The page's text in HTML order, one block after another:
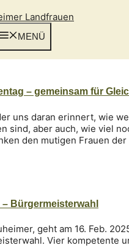
MENÜ
– gemeinsam für
uns daran erinnert, wie
sind, aber auch, wie viel
den mutigen Frauen
– Bürgermeisterwahl
geht am 16. Feb.
Vier kompetente